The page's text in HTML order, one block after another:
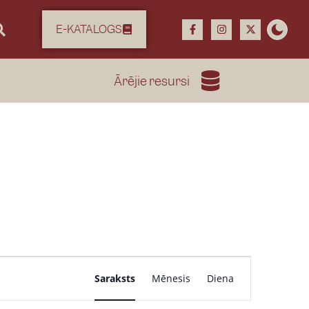
E-KATALOGS
Ārējie resursi
a
s
Saraksts Mēnesis Diena